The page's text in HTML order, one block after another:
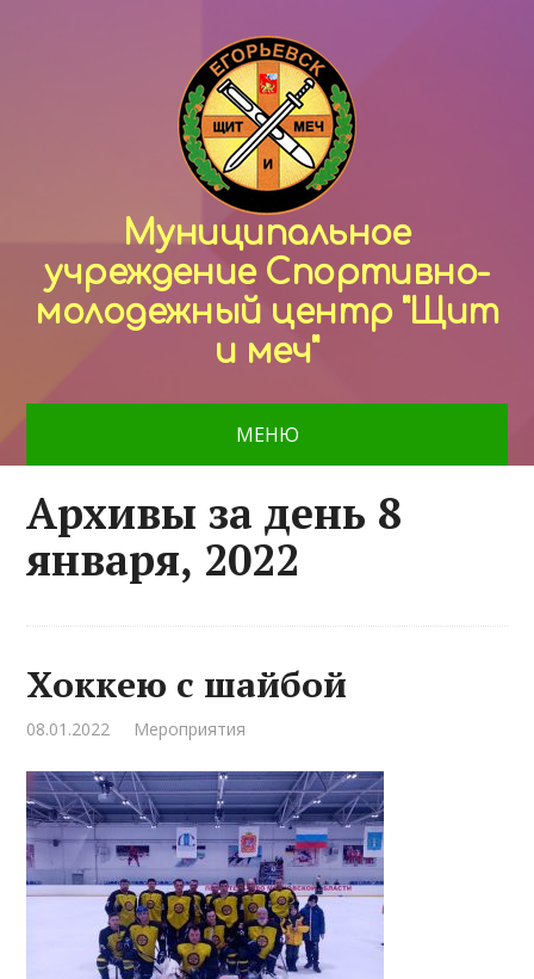
Муниципальное
учреждение Спортивно-
молодежный центр "Щит
и меч"
МЕНЮ
Архивы за день 8
января, 2022
Хоккею с шайбой
08.01.2022 Мероприятия